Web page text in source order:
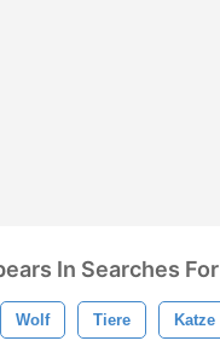
In Searches For
Wolf Tiere Katze